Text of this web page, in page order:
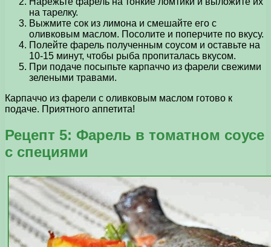
на тарелку.
Выжмите сок из лимона и смешайте его с
оливковым маслом. Посолите и поперчите по вкусу.
Полейте фарель полученным соусом и оставьте на
10-15 минут, чтобы рыба пропиталась вкусом.
При подаче посыпьте карпаччо из фарели свежими
зелеными травами.
Карпаччо из фарели с оливковым маслом готово к
подаче. Приятного аппетита!
Рецепт 5: Фарель в томатном соусе
с специями